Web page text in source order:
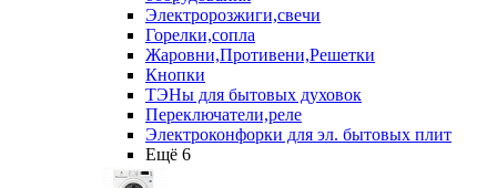
Электророзжиги,свечи
Горелки,сопла
Жаровни,Противени,Решетки
Кнопки
ТЭНы для бытовых духовок
Переключатели,реле
Электроконфорки для эл. бытовых плит
Ещё 6